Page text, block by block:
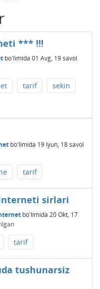
*** !!!
bo'limida 01 Avg, 19 savol
tarif
sekin
bo'limida 19 Iyun, 18 savol
tarif
sirlari
bo'limida 20 Okt, 17
tarif
tushunarsiz